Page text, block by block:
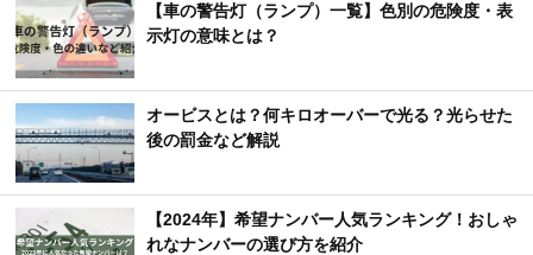
【車の警告灯（ランプ）一覧】色別の危険度・表
示灯の意味とは？
オービスとは？何キロオーバーで光る？光らせた
後の罰金など解説
【2024年】希望ナンバー人気ランキング！おしゃ
れなナンバーの選び方を紹介